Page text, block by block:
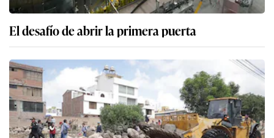
El desafío de abrir la primera puerta